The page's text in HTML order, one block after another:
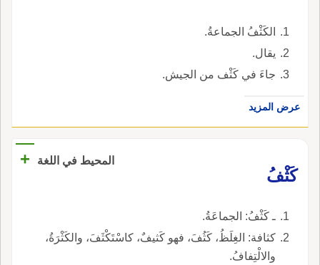
الكَثْفُ الجماعةُ.
يقال.
جاءَ في كَثْف من الجيش.
عرض المزيد
المحيط في اللغة
+
كَثْفُ
ـ كَثْفُ: الجماعَةُ.
كثافة: الغِلَظُ، كَثُفَ، فهو كَثيفٌ، كاسْتَكْثَفَ، والكَثْرَةُ،
والالْتِفافُ.